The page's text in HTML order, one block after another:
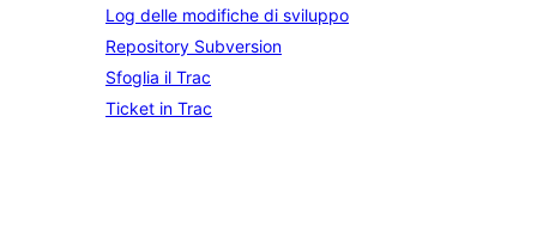
Log delle modifiche di sviluppo
Repository Subversion
Sfoglia il Trac
Ticket in Trac